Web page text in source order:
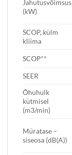
Jahutusvõimsus
(kW)
SCOP, külm
kliima
SCOP**
SEER
Õhuhulk
kütmisel
(m3/min)
Müratase –
siseosa (dB(A))